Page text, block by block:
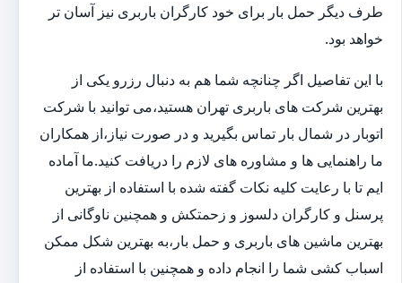
طرف دیگر حمل بار برای خود کارگران باربری نیز آسان تر
خواهد بود.
با این تفاصیل اگر چنانچه شما هم به دنبال رزرو یکی از
بهترین شرکت های باربری تهران هستید،می توانید با شرکت
اتوبار در شمال بار تماس بگیرید و در صورت نیاز،از همکاران
ما راهنمایی ها و مشاوره های لازم را دریافت کنید.ما آماده
ایم تا با رعایت کلیه نکات گفته شده با استفاده از بهترین
پرسنل و کارگران دلسوز و زحمتکش و همچنین ناوگانی از
بهترین ماشین های باربری و حمل بار،به بهترین شکل ممکن
اسباب کشی شما را انجام داده و همچنین با استفاده از